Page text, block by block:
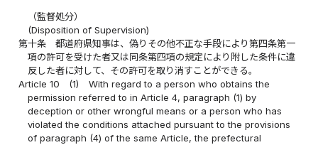
（監督処分）
(Disposition of Supervision)
第十条
都道府県知事は、偽りその他不正な手段により第四条第一
項の許可を受けた者又は同条第四項の規定により附した条件に違
反した者に対して、その許可を取り消すことができる。
Article 10
(1)
With regard to a person who obtains the
permission referred to in Article 4, paragraph (1) by
deception or other wrongful means or a person who has
violated the conditions attached pursuant to the provisions
of paragraph (4) of the same Article, the prefectural